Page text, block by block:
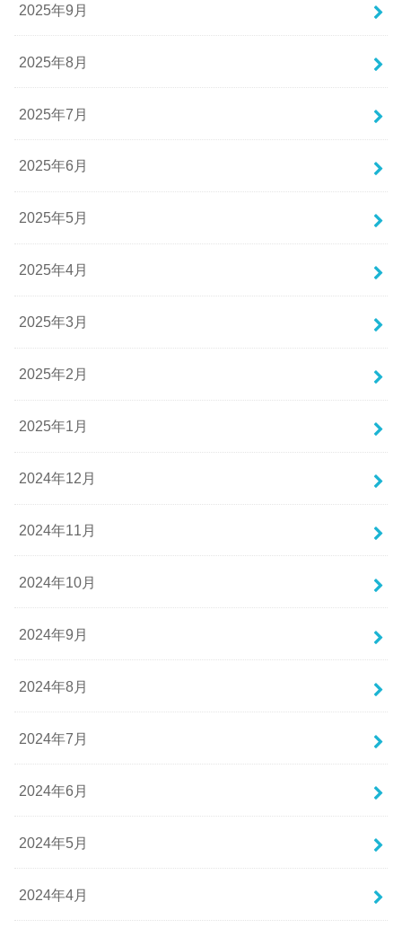
2025年9月
2025年8月
2025年7月
2025年6月
2025年5月
2025年4月
2025年3月
2025年2月
2025年1月
2024年12月
2024年11月
2024年10月
2024年9月
2024年8月
2024年7月
2024年6月
2024年5月
2024年4月